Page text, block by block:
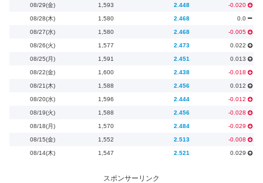
08/29(金) 1,593 2.448 -0.020
08/28(木) 1,580 2.468 0.0
08/27(水) 1,580 2.468 -0.005
08/26(火) 1,577 2.473 0.022
08/25(月) 1,591 2.451 0.013
08/22(金) 1,600 2.438 -0.018
08/21(木) 1,588 2.456 0.012
08/20(水) 1,596 2.444 -0.012
08/19(火) 1,588 2.456 -0.028
08/18(月) 1,570 2.484 -0.029
08/15(金) 1,552 2.513 -0.008
08/14(木) 1,547 2.521 0.029
スポンサーリンク